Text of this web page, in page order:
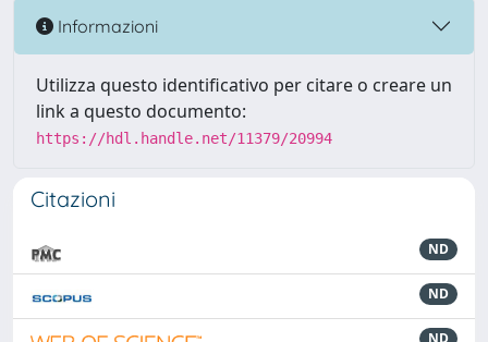
Informazioni
Utilizza questo identificativo per citare o creare un
link a questo documento:
https://hdl.handle.net/11379/20994
Citazioni
ND
ND